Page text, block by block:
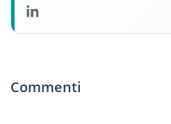
Commenti